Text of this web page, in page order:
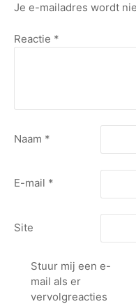
Je e-mailadres wordt
Reactie *
Naam *
E-mail *
Site
Stuur mij een e-
mail als er
vervolgreacties